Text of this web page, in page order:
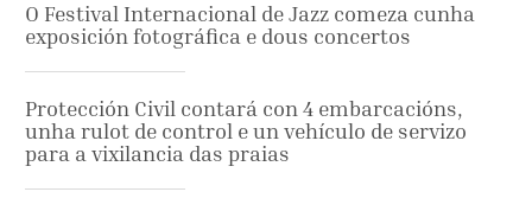
O Festival Internacional de Jazz comeza cunha
exposición fotográfica e dous concertos
Protección Civil contará con 4 embarcacións,
unha rulot de control e un vehículo de servizo
para a vixilancia das praias